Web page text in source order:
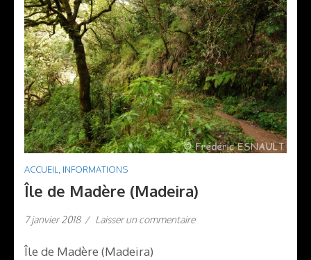
ACCUEIL INFORMATIONS
Île de Madère (Madeira)
7 janvier 2018 / Laisser un commentaire
Île de Madère (Madeira)